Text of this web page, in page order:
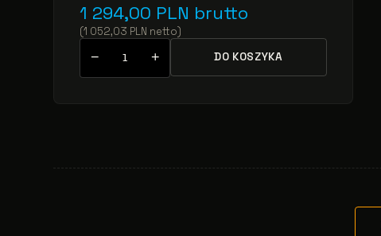
1 294,00 PLN brutto
(1 052,03 PLN netto)
− + DO KOSZYKA